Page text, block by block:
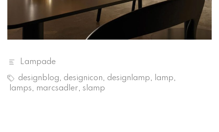
Lampade
designblog, designicon, designlamp, lamp,
lamps, marcsadler, slamp